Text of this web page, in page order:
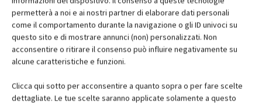
permetterà a noi e ai nostri partner di elaborare dati personali
come il comportamento durante la navigazione o gli ID univoci su
questo sito e di mostrare annunci (non) personalizzati. Non
acconsentire o ritirare il consenso può influire negativamente su
alcune caratteristiche e funzioni.
Clicca qui sotto per acconsentire a quanto sopra o per fare scelte
dettagliate. Le tue scelte saranno applicate solamente a questo
Abbonati e regala